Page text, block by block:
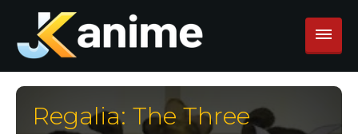
Regalia: The Three